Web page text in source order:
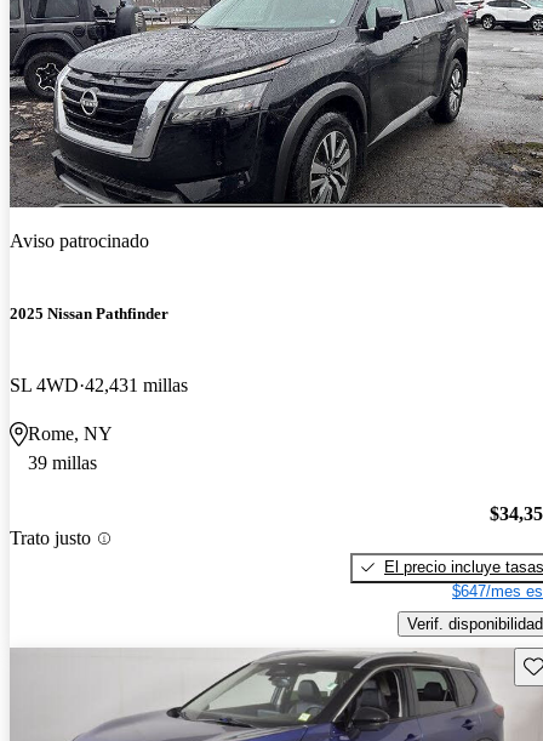
Aviso patrocinado
2025 Nissan Pathfinder
SL 4WD 42,431 millas
Rome, NY
39 millas
Trato justo
El precio incluye tasas
$647/mes
Verif. disponibilidad